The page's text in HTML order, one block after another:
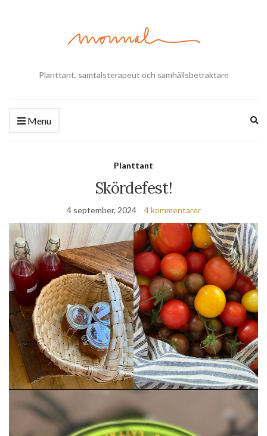
Planttant, samtalsterapeut och samhällsbetraktare
Menu
Planttant
Skördefest!
4 september, 2024 4 kommentarer